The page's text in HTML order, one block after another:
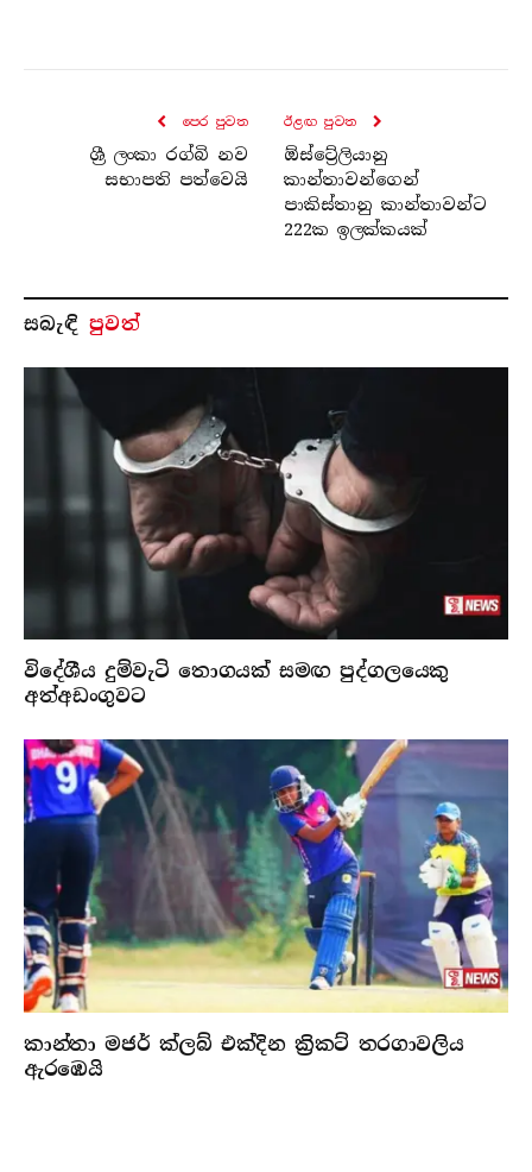
පෙර පුව​ත
ශ්‍රී ලංකා රග්බි නව
සභාපති පත්වෙයි
ඊළඟ පුව​ත
ඕස්ට්‍රේලියානු
කාන්තාවන්ගෙන්
පාකිස්තානු කාන්තාවන්ට
222ක ඉලක්කයක්
සබැ​ඳි පුවත්
විදේශීය දුම්වැටි තොගයක් සමඟ පුද්ගලයෙකු
අත්අඩංගුවට
කාන්තා මජර් ක්ලබ් එක්දින ක්‍රිකට් තරගාවලිය
ඇරඹෙයි